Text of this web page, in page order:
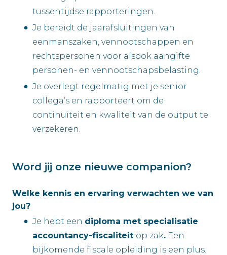
tussentijdse rapporteringen.
Je bereidt de jaarafsluitingen van
eenmanszaken, vennootschappen en
rechtspersonen voor alsook aangifte
personen- en vennootschapsbelasting.
Je overlegt regelmatig met je senior
collega’s en rapporteert om de
continuïteit en kwaliteit van de output te
verzekeren.
Word jij onze nieuwe companion?
Welke kennis en ervaring verwachten we van
jou?
Je hebt een diploma met specialisatie
accountancy-fiscaliteit op zak. Een
bijkomende fiscale opleiding is een plus.